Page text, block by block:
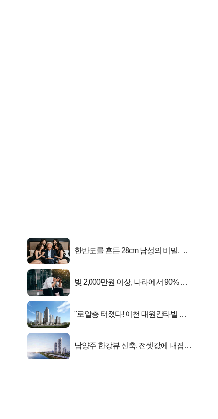
한반도를 흔든 28cm 남성의 비밀, 매
빚 2,000만원 이상, 나라에서 90% 갚
"로얄층 터졌다! 이천 대원칸타빌 잔
남양주 한강뷰 신축, 전셋값에 내집마